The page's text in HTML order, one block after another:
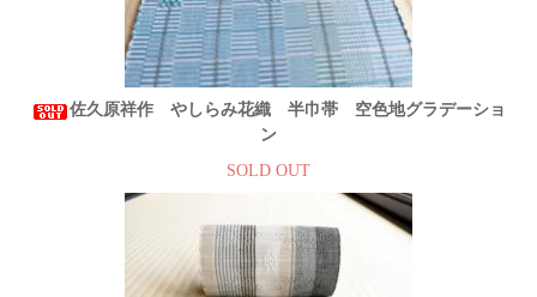
佐久原祥作 やしらみ花織 半巾帯 空色地グラデーショ
ン
SOLD OUT